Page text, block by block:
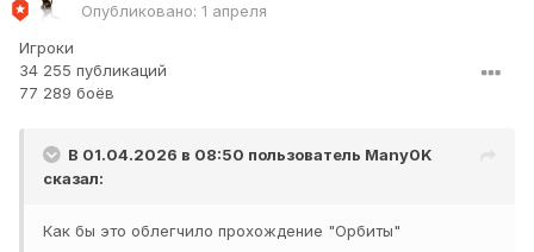
Опубликовано: 1 апреля
Игроки
34 255 публикаций
77 289 боёв
В 01.04.2026 в 08:50 пользователь Many0K
сказал:
Как бы это облегчило прохождение "Орбиты"